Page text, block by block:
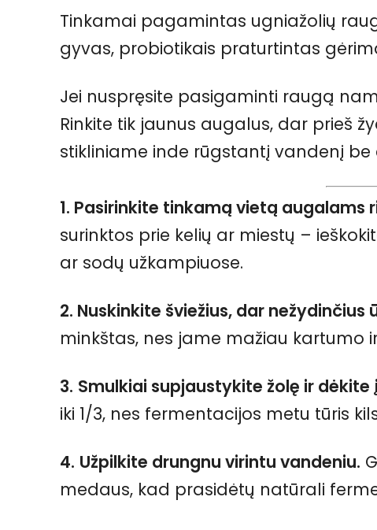
Tinkamai pagamintas ugniažolių
gyvas, probiotikais praturtintas
Jei nuspręsite pasigaminti raugą
Rinkite tik jaunus augalus, dar prieš
stikliniame inde rūgstantį vandenį be
1. Pasirinkite tinkamą vietą augalams
surinktos prie kelių ar miestų –
ar sodų užkampiuose.
2. Nuskinkite šviežius, dar nežydinčius
minkštas, nes jame mažiau kartumo
3. Smulkiai supjaustykite žolę ir dėkite
iki 1/3, nes fermentacijos metu tūris
4. Užpilkite drungnu virintu vandeniu.
medaus, kad prasidėtų natūrali